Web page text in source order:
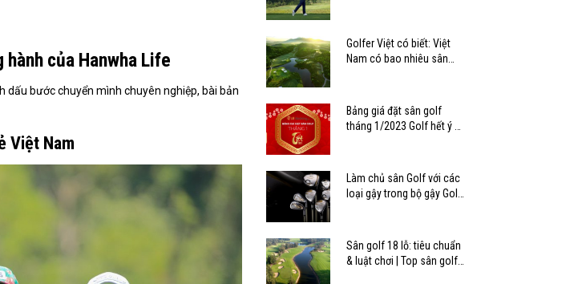
của Hanwha Life
bước chuyển mình chuyên nghiệp, bài bản
Việt Nam
Golfer Việt có biết: Việt
Nam có bao nhiêu sân
Bảng giá đặt sân golf
tháng 1/2023 Golf hết ý –
Làm chủ sân Golf với các
loại gậy trong bộ gậy Golf
Sân golf 18 lỗ: tiêu chuẩn
& luật chơi | Top sân golf